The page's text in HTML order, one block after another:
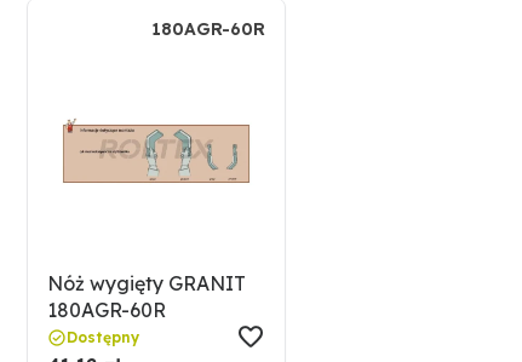
180AGR-60R
Nóż wygięty GRANIT
180AGR-60R
Dostępny